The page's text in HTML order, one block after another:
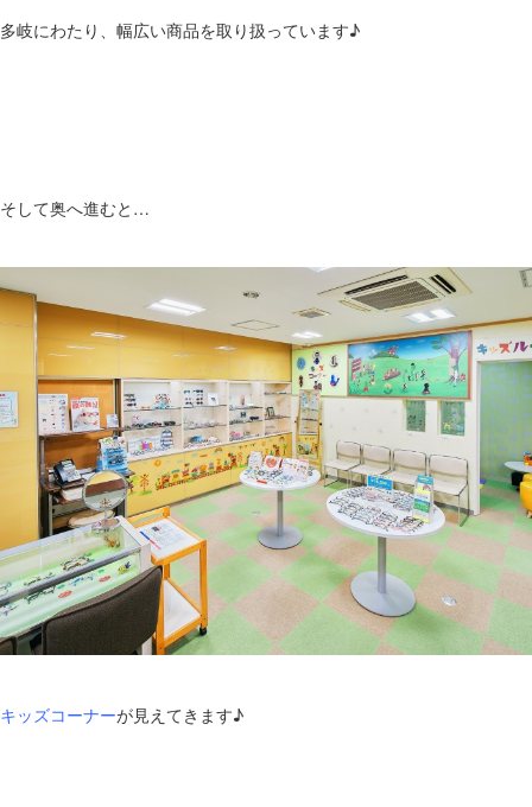
多岐にわたり、幅広い商品を取り扱っています♪
そして奥へ進むと…
キッズコーナーが見えてきます♪